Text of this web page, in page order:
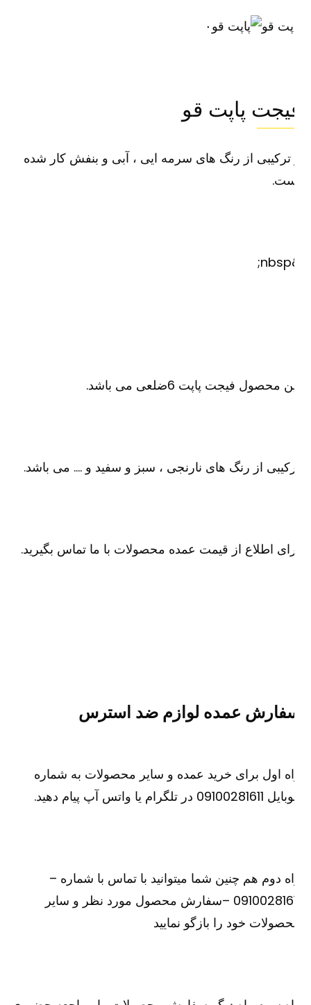
قو ۰
پاپت قو
ترکیبی از رنگ های سرمه ایی ، آبی و بنفش کار شده
محصول فیجت پاپت 6ضلعی می باشد.
از رنگ های نارنجی ، سبز و سفید و …. می باشد.
اطلاع از قیمت عمده محصولات با ما تماس بگیرید.
عمده لوازم ضد استرس
اول برای خرید عمده و سایر محصولات به شماره
در تلگرام یا واتس آپ پیام دهید.
دوم هم چنین شما میتوانید با تماس با شماره –
09100281611 –سفارش محصول مورد نظر و سایر
خود را بازگو نمایید